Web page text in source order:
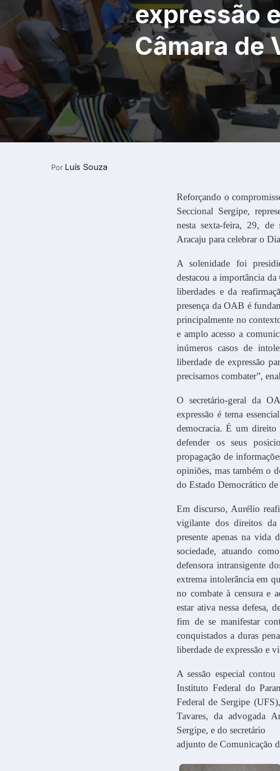
expressão
Câmara de
Por Luís Souza
Reforçando o
Seccional Sergipe,
nesta sexta-feira, 29, de
Aracaju para celebrar o
A solenidade foi
destacou a importância
liberdades e da
presença da OAB é
principalmente no
e amplo acesso a
inúmeros casos de
liberdade de expressão
precisamos combater”,
O secretário-geral da
expressão é tema
democracia. É um
defender os seus
propagação de
opiniões, mas também o
do Estado Democrático
Em discurso, Aurélio
vigilante dos direitos
presente apenas na vida
sociedade, atuando
defensora intransigente
extrema intolerância em
no combate à censura e
estar ativa nessa defesa,
fim de se manifestar
conquistados a duras
liberdade de expressão e
A sessão especial
Instituto Federal do
Federal de Sergipe
Tavares, da advogada
Sergipe, e do secretário
adjunto de Comunicação